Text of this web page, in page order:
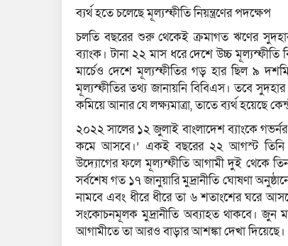
ব্যর্থ হতে চলেছে মূল্যস্ফীতি নিয়ন্ত্রণের পদক্ষেপ
চলতি বছরের শুরু থেকেই ক্রমাগত ঋণের
ব্যাংক। টানা ২২ মাস ধরে দেশে উচ্চ
মার্চেও দেশে মূল্যস্ফীতির গড় হার ছিল ৯
মূল্যস্ফীতির তথ্য জানায়নি বিবিএস। তবে
কমিয়ে আনার যে লক্ষ্যমাত্রা, তাতে ব্যর্থ হয়েছে
২০২২ সালের ১২ জুলাই বাংলাদেশ ব্যাংকে
কমে আসবে।’ একই বছরের ২২ আগস্ট তিনি
উদ্যোগের ফলে মূল্যস্ফীতি আগামী দুই থেকে
সর্বশেষ গত ১৭ জানুয়ারি মুদ্রানীতি ঘোষণা
নামবে এবং ধীরে ধীরে তা ৬ শতাংশের ঘরে
সংকোচনমূলক মুদ্রানীতি অব্যাহত থাকবে। জুন
আগামীতে তা আরও বাড়ার আশঙ্কা দেখা দিয়েছে।